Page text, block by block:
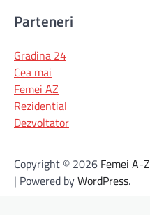
Parteneri
Gradina 24
Cea mai
Femei AZ
Rezidential
Dezvoltator
Copyright © 2026 Femei A-Z
| Powered byWordPress.